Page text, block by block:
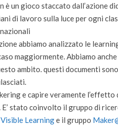
è un gioco staccato dall’azione
di lavoro sulla luce per ogni
abbiamo analizzato le
maggiormente. Abbiamo
ambito. questi documenti
e capire veramente
stato coinvolto il gruppo di
Learninge il gruppo